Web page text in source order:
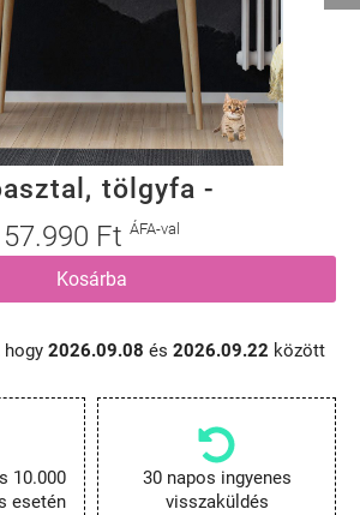
tölgyfa -
57.990 Ft ÁFA-val
Kosárba
hogy 2026.09.08 és 2026.09.22 között
10.000
esetén
30 napos ingyenes
visszaküldés